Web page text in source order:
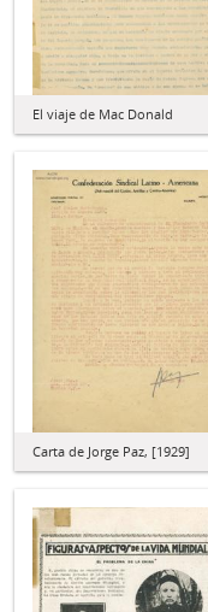
El viaje de Mac Donald
Carta de Jorge Paz, [1929]